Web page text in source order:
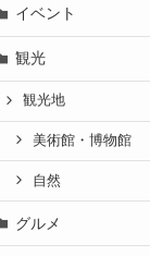
イベント
観光
観光地
美術館・博物館
自然
グルメ